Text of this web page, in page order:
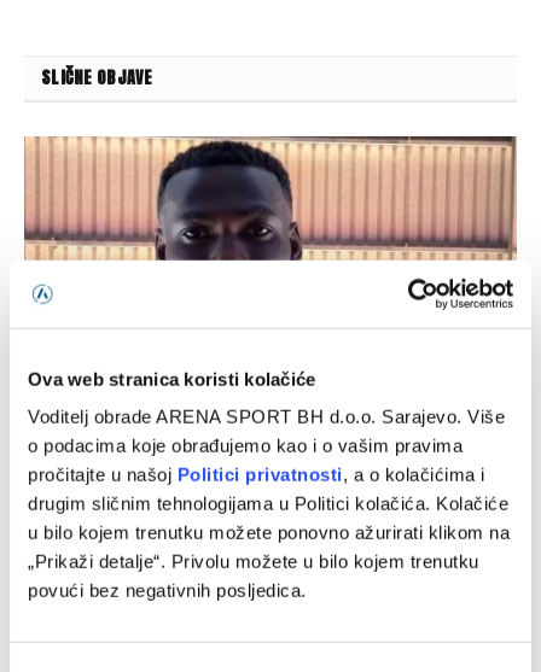
Ova web stranica koristi kolačiće
Voditelj obrade ARENA SPORT BH d.o.o. Sarajevo. Više
o podacima koje obrađujemo kao i o vašim pravima
pročitajte u našoj Politici privatnosti, a o kolačićima i
drugim sličnim tehnologijama u Politici kolačića. Kolačiće
u bilo kojem trenutku možete ponovno ažurirati klikom na
„Prikaži detalje“. Privolu možete u bilo kojem trenutku
povući bez negativnih posljedica.
SLIČNE OBJAVE
Borac predstavio novo pojačanje u veznom redu
10/08/2026